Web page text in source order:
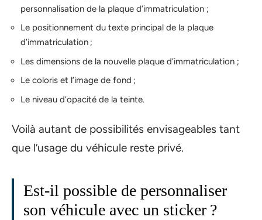
personnalisation de la plaque d’immatriculation ;
Le positionnement du texte principal de la plaque
d’immatriculation ;
Les dimensions de la nouvelle plaque d’immatriculation ;
Le coloris et l’image de fond ;
Le niveau d’opacité de la teinte.
Voilà autant de possibilités envisageables tant
que l’usage du véhicule reste privé.
Est-il possible de personnaliser
son véhicule avec un sticker ?